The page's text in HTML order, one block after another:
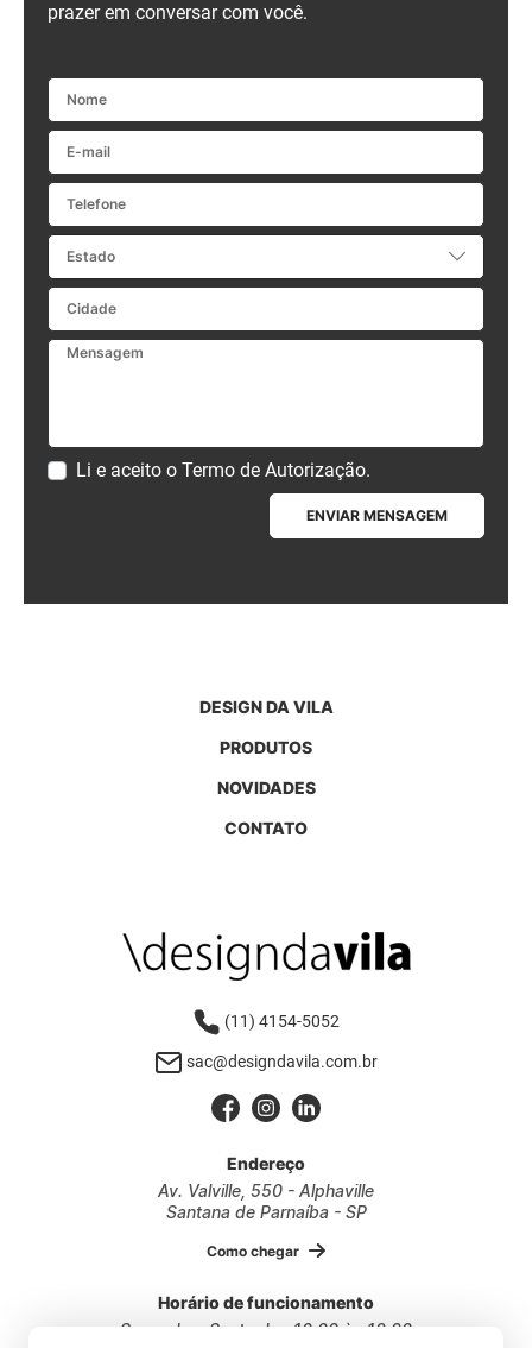
prazer em conversar com você.
Nome
E-mail
Telefone
Estado
Cidade
Mensagem
Li e aceito o Termo de Autorização.
ENVIAR MENSAGEM
DESIGN DA VILA
PRODUTOS
NOVIDADES
CONTATO
(11) 4154-5052
sac@designdavila.com.br
Endereço
Av. Valville, 550 - Alphaville
Santana de Parnaíba - SP
Como chegar
Horário de funcionamento
Segunda a Sexta das 10:00 às 18:30